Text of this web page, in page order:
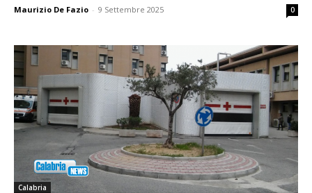
Maurizio De Fazio - 9 Settembre 2025 0
Calabria